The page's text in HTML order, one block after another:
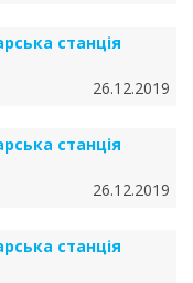
станція
26.12.2019
станція
26.12.2019
станція